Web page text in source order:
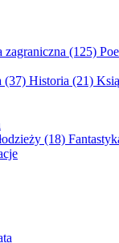
zagraniczna (125)
(37) Historia (21)
(18)